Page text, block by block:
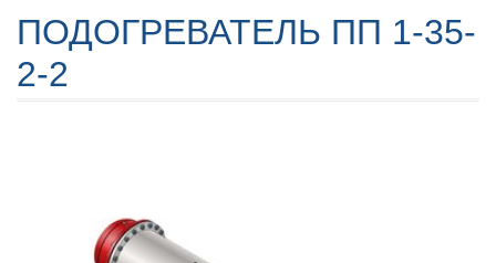
ПОДОГРЕВАТЕЛЬ ПП 1-35-
2-2